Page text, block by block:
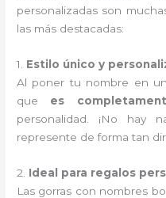
personalizadas son
las más destacadas:
1. Estilo único y
Al poner tu nombre en
que es
personalidad. ¡No hay
represente de forma tan
2. Ideal para regalos
Las gorras con nombres